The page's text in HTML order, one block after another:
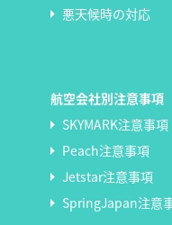
悪天候時の対応
航空会社別注意事項
SKYMARK注意事項
Peach注意事項
Jetstar注意事項
SpringJapan注意